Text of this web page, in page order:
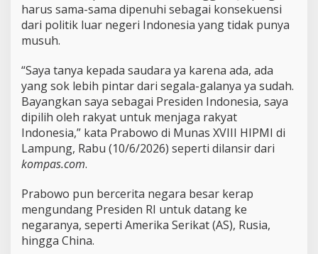
a
I
harus sama-sama dipenuhi sebagai konsekuensi
dari politik luar negeri Indonesia yang tidak punya
musuh.
“Saya tanya kepada saudara ya karena ada, ada
yang sok lebih pintar dari segala-galanya ya sudah.
Bayangkan saya sebagai Presiden Indonesia, saya
dipilih oleh rakyat untuk menjaga rakyat
Indonesia,” kata Prabowo di Munas XVIII HIPMI di
Lampung, Rabu (10/6/2026) seperti dilansir dari
kompas.com.
Prabowo pun bercerita negara besar kerap
mengundang Presiden RI untuk datang ke
negaranya, seperti Amerika Serikat (AS), Rusia,
hingga China.